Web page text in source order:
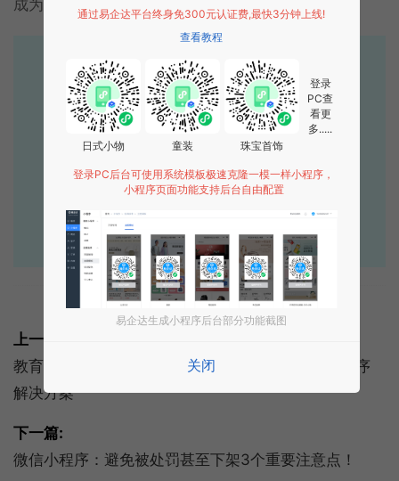
成为你们的优势和卖点！
易企达10年行业沉淀！
专业小程序、公众号H5 APP等软件开发
立即拨打电话享优惠
400-885-7836
标签: 微信小程序 解决方案 朋友圈
上一篇:
教育培训小程序:教育培训小程序功能,教育培训小程序
解决方案
下一篇:
微信小程序：避免被处罚甚至下架3个重要注意点！
通过易企达平台终身免300元认证费,最快3分钟上线!
查看教程
日式小物 童装 珠宝首饰
登录
PC查
看更
多.....
登录PC后台可使用系统模板极速克隆一模一样小程序，
小程序页面功能支持后台自由配置
易企达生成小程序后台部分功能截图
关闭